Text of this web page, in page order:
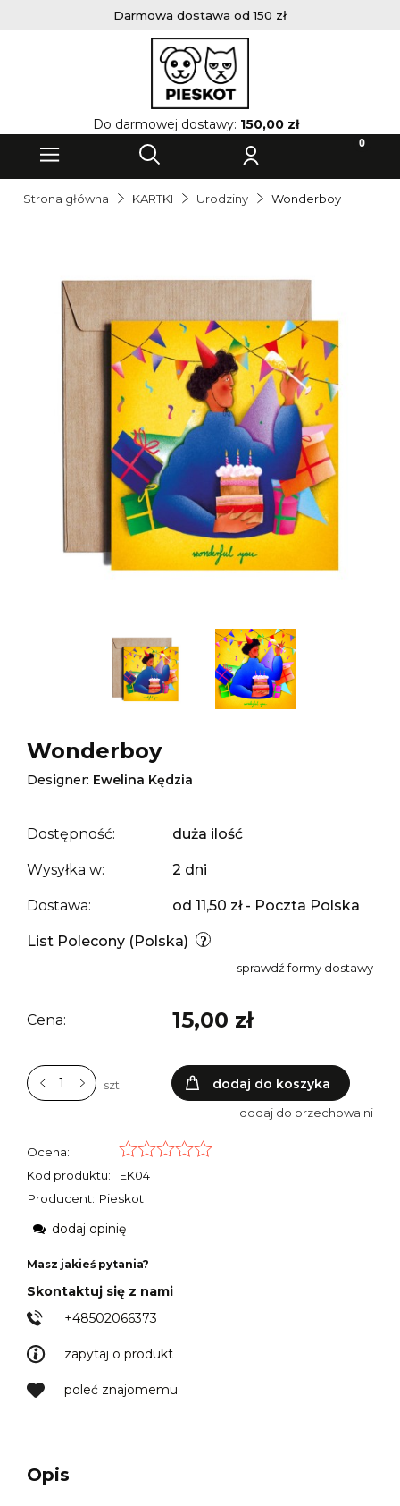
Darmowa dostawa od 150 zł
Do darmowej dostawy: 150,00 zł
Strona główna KARTKI Urodziny Wonderboy
Wonderboy
Designer: Ewelina Kędzia
Dostępność: duża ilość
Wysyłka w: 2 dni
Dostawa: od 11,50 zł - Poczta Polska
List Polecony (Polska)
sprawdź formy dostawy
Cena: 15,00 zł
szt. dodaj do koszyka
dodaj do przechowalni
Ocena:
Kod produktu:
EK04
Producent: Pieskot
zapytaj o produkt
poleć znajomemu
Masz jakieś pytania?
Skontaktuj się z nami
+48502066373
dodaj opinię
Opis